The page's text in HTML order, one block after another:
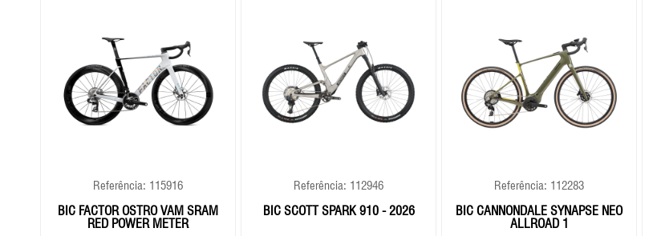
Referência: 115916
BIC FACTOR OSTRO VAM SRAM
RED POWER METER
Referência: 112946
BIC SCOTT SPARK 910 - 2026
Referência: 112283
BIC CANNONDALE SYNAPSE NEO
ALLROAD 1